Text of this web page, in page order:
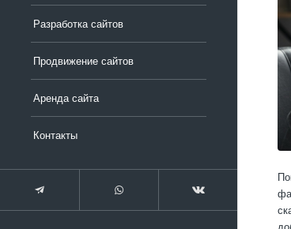
Разработка сайтов
Продвижение сайтов
Аренда сайта
Контакты